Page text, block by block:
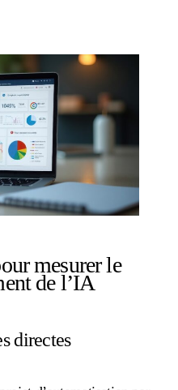
mesurer le
de l’IA
directes